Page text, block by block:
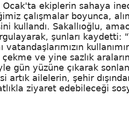
ekiplerin sahaya
çalışmalar boyunca,
kullandı. Sakallıoğlu,
şunları kaydetti:
vatandaşlarımızın
ve yine sazlık
gün yüzüne çıkarak
ailelerin, şehir
ziyaret edebileceği